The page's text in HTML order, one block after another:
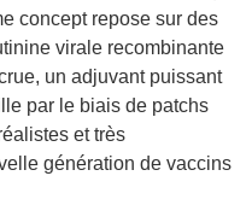
concept repose sur des
virale recombinante
un adjuvant puissant
par le biais de patchs
et très
génération de vaccins